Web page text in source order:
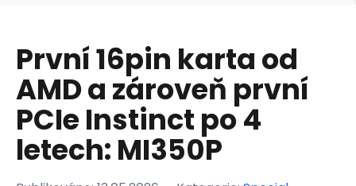
První 16pin karta od
AMD a zároveň první
PCIe Instinct po 4
letech: MI350P